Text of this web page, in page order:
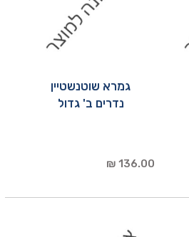
גמרא שוטנשטיין
נדרים ב' גדול
136.00 ₪